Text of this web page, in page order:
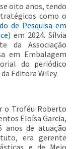
oito anos, tendo
como o
de Pesquisa em
em 2024. Sílvia
da Associação
em Embalagem
do periódico
da Editora Wiley.
o Troféu Roberto
Eloísa Garcia,
anos de atuação
era gerente
e de Meio